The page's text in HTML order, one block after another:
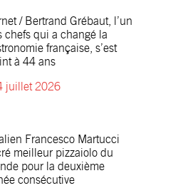
/ Bertrand Grébaut, l’un
chefs qui a changé la
française, s’est
à 44 ans
juillet 2026
Francesco Martucci
meilleur pizzaiolo du
pour la deuxième
consécutive